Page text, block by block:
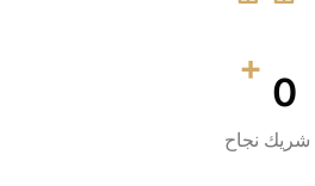
0
+
شريك نجاح